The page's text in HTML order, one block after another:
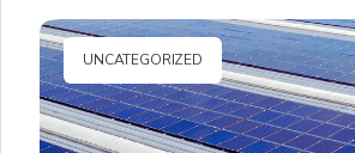
UNCATEGORIZED